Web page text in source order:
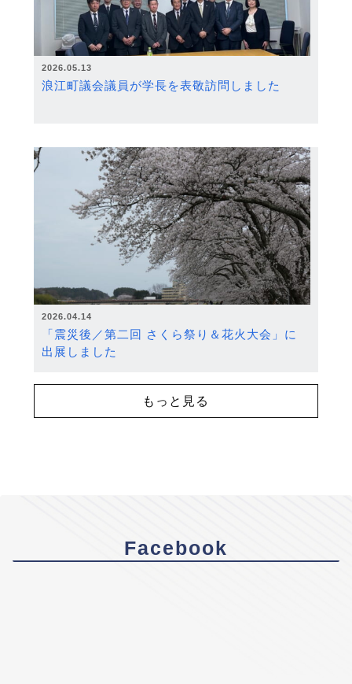
2026.05.13
浪江町議会議員が学長を表敬訪問しました
2026.04.14
「震災後／第二回 さくら祭り＆花火大会」に
出展しました
もっと見る
Facebook